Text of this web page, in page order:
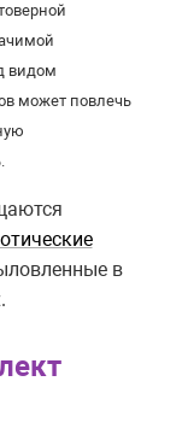
видом
может повлечь
в